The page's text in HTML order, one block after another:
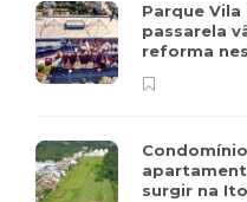
Parque
passarela
reforma
surgir na